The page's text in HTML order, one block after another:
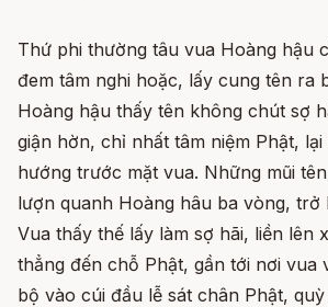
Thứ phi thường tâu vua Hoàng hậu
đem tâm nghi hoặc, lấy cung tên ra
Hoàng hậu thấy tên không chút sợ
giận hờn, chỉ nhất tâm niệm Phật,
hướng trước mặt vua. Những mũi
lượn quanh Hoàng hâu ba vòng, trở
Vua thấy thế lấy làm sợ hãi, liền lên
thẳng đến chỗ Phật, gần tới nơi vua
bộ vào cúi đầu lễ sát chân Phật,